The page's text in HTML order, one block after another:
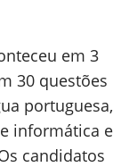
em 3
30 questões
portuguesa,
informática e
candidatos